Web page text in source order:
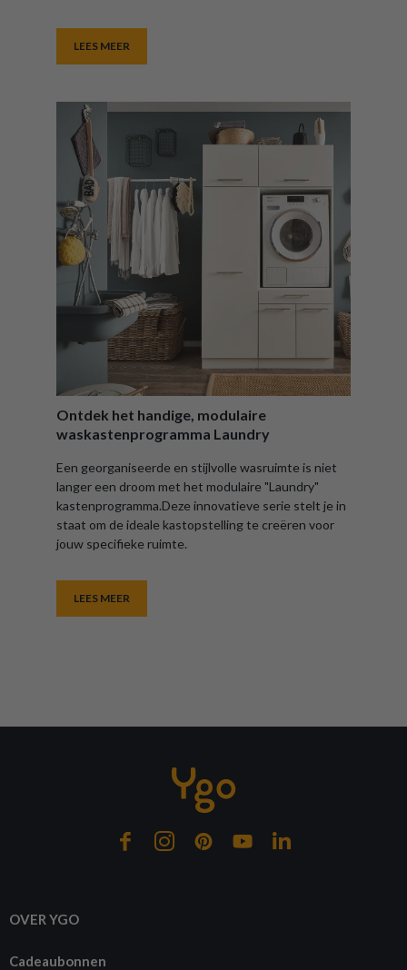
LEES MEER
Ontdek het handige, modulaire
waskastenprogramma Laundry
Een georganiseerde en stijlvolle wasruimte is niet
langer een droom met het modulaire "Laundry"
kastenprogramma.Deze innovatieve serie stelt je in
staat om de ideale kastopstelling te creëren voor
jouw specifieke ruimte.
LEES MEER
OVER YGO
Cadeaubonnen